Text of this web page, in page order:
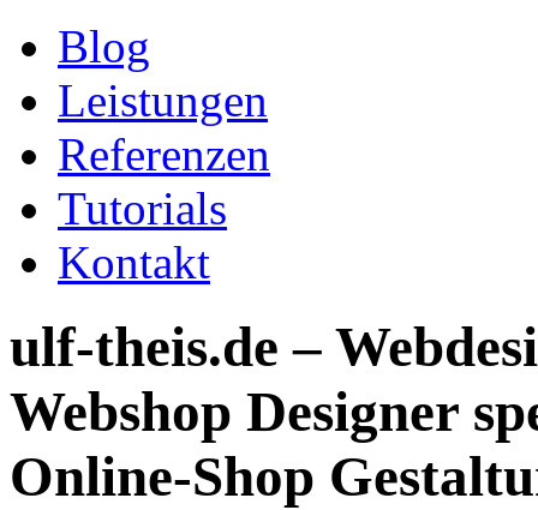
Blog
Leistungen
Referenzen
Tutorials
Kontakt
ulf-theis.de –
Webshop Designer
Online-Shop